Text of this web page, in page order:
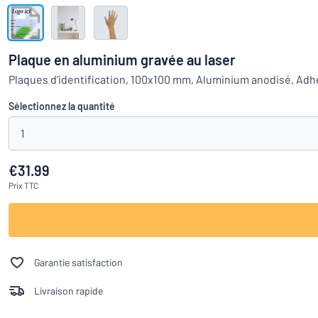
Vous ne parvenez
travail
Montrer toutes les catégories
Demande
devis
Se
connecter
Service
clients
Particulier
Plaque en aluminium gravée au laser
Plaques d'identification, 100x100 mm, Aluminium anodisé,
Sélectionnez la quantité
1
€31.99
PrixTTC
Garantie satisfaction
Livraison rapide